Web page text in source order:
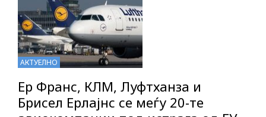
АКТУЕЛНО
Ер Франс, КЛМ, Луфтханза и
Брисел Ерлајнс се меѓу 20-те